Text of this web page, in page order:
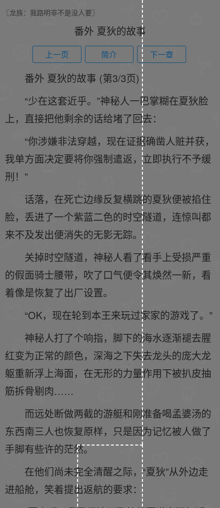
〖龙族：我路明非不是没人要〗
番外 夏狄的故事
上一页 简介 下一章
番外 夏狄的故事 (第3/3页)
“少在这套近乎。”神秘人一巴掌糊在夏狄脸
上，直接把他剩余的话给堵了回去：
“你涉嫌非法穿越，现在证据确凿人赃并获，
我单方面决定要将你强制遣返，立即执行不予缓
刑！”
话落，在死亡边缘反复横跳的夏狄便被掐住
脸，丢进了一个紫蓝二色的时空隧道，连惊叫都
来不及发出便消失的无影无踪。
关掉时空隧道，神秘人看了看手上受损严重
的假面骑士腰带，吹了口气便令其焕然一新，看
着像是恢复了出厂设置。
“OK，现在轮到本王来玩过家家的游戏了。”
神秘人打了个响指，脚下的海水逐渐褪去腥
红变为正常的颜色，深海之下失去龙头的庞大龙
躯重新浮上海面，在无形的力量作用下被扒皮抽
筋拆骨剔肉……
而远处断做两截的游艇和刚准备喝孟婆汤的
东西南三人也恢复原样，只是因为记忆被人做了
手脚有些许的茫然。
在他们尚未完全清醒之际，“夏狄”从外边走
进船舱，笑着提出返航的要求：